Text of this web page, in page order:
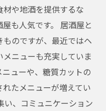
や地酒を提供するな
も人気です。 居酒屋と
のですが、最近ではヘ
ニューも充実していま
ューや、糖質カットの
たメニューが増えてい
い、コミュニケーション